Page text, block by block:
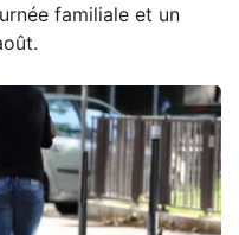
familiale et un